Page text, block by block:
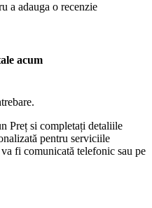
a adauga o recenzie
acum
Preț si completați detaliile
pentru serviciile
fi comunicată telefonic sau pe